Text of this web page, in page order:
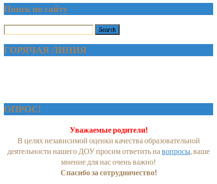
Поиск по сайту
ГОРЯЧАЯ ЛИНИЯ
ОПРОС!
Уважаемые родители!
В целях независимой оценки качества образовательной
деятельности нашего ДОУ просим ответить на вопросы, ваше
мнение для нас очень важно!
Спасибо за сотрудничество!